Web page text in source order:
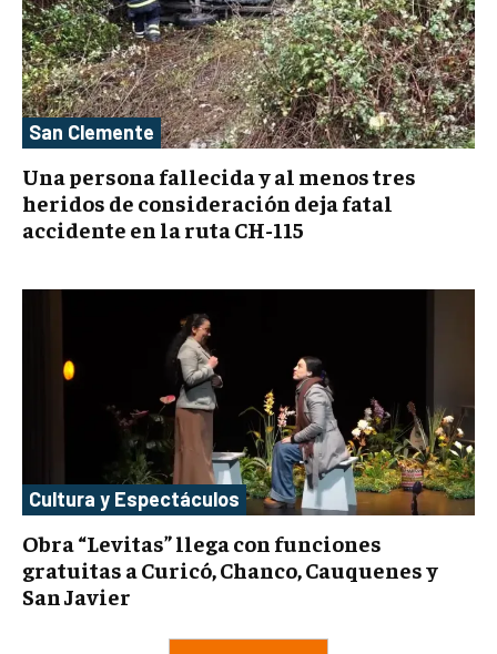
San Clemente
Una persona fallecida y al menos tres
heridos de consideración deja fatal
accidente en la ruta CH-115
Cultura y Espectáculos
Obra “Levitas” llega con funciones
gratuitas a Curicó, Chanco, Cauquenes y
San Javier